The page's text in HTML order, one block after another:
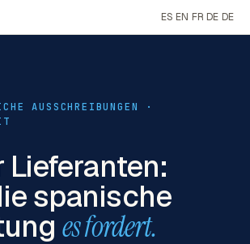
ES EN FR DE DE
AUSSCHREIBUNGEN ·
Lieferanten:
spanische
es fordert.